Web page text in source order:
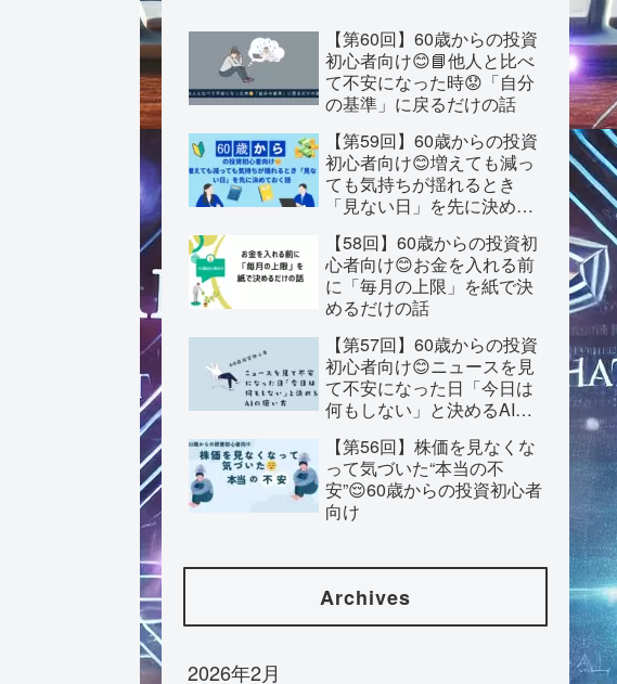
【第60回】60歳からの投資
初心者向け😊📘他人と比べ
て不安になった時😟「自分
の基準」に戻るだけの話
【第59回】60歳からの投資
初心者向け😊増えても減っ
ても気持ちが揺れるとき
「見ない日」を先に決めて
【58回】60歳からの投資初
心者向け😊お金を入れる前
に「毎月の上限」を紙で決
めるだけの話
【第57回】60歳からの投資
初心者向け😊ニュースを見
て不安になった日「今日は
何もしない」と決めるAIの
【第56回】株価を見なくな
って気づいた“本当の不
安”😌60歳からの投資初心者
向け
Archives
2026年2月